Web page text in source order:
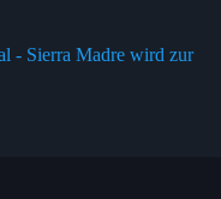
- Sierra Madre wird zur